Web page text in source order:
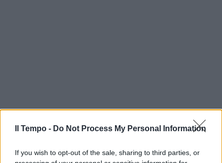
Il Tempo - Do Not Process My Personal Information
If you wish to opt-out of the sale, sharing to third parties, or